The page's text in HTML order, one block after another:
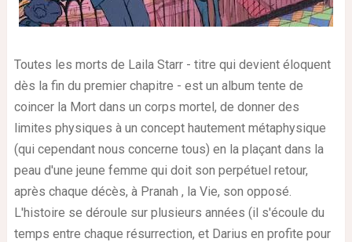
Toutes les morts de Laila Starr - titre qui devient éloquent
dès la fin du premier chapitre - est un album tente de
coincer la Mort dans un corps mortel, de donner des
limites physiques à un concept hautement métaphysique
(qui cependant nous concerne tous) en la plaçant dans la
peau d'une jeune femme qui doit son perpétuel retour,
après chaque décès, à Pranah , la Vie, son opposé.
L'histoire se déroule sur plusieurs années (il s'écoule du
temps entre chaque résurrection, et Darius en profite pour